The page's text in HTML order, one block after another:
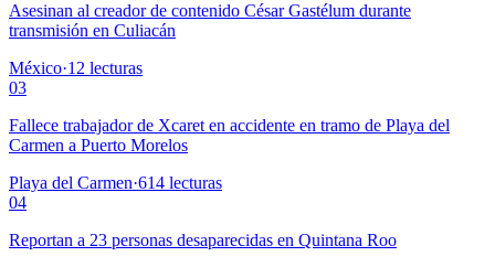
Asesinan al creador de contenido César Gastélum durante
transmisión en Culiacán
México·12 lecturas
03
Fallece trabajador de Xcaret en accidente en tramo de Playa del
Carmen a Puerto Morelos
Playa del Carmen·614 lecturas
04
Reportan a 23 personas desaparecidas en Quintana Roo